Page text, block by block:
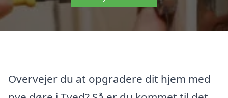
Overvejer du at opgradere dit hjem med